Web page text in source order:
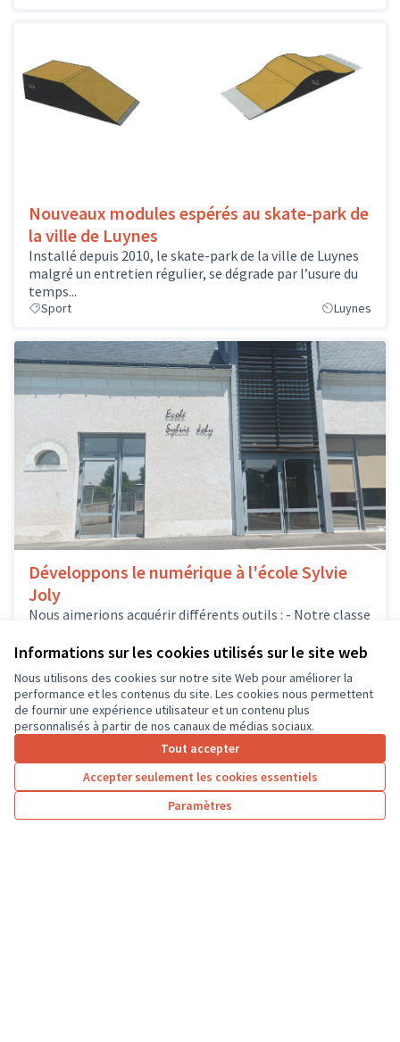
Informations sur les cookies utilisés sur le site web
Nous utilisons des cookies sur notre site Web pour améliorer la
performance et les contenus du site. Les cookies nous permettent
de fournir une expérience utilisateur et un contenu plus
personnalisés à partir de nos canaux de médias sociaux.
Tout accepter
Accepter seulement les cookies essentiels
Paramètres
Nouveaux modules espérés au skate-park de
la ville de Luynes
Installé depuis 2010, le skate-park de la ville de Luynes
malgré un entretien régulier, se dégrade par l’usure du
temps...
Sport Luynes
Développons le numérique à l'école Sylvie
Joly
Nous aimerions acquérir différents outils : - Notre classe
ordinateurs portables, afin que les élèves...
Résultats par page : 100
3 … 7